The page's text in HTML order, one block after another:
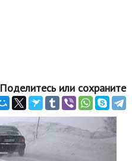
Поделитесь или сохраните